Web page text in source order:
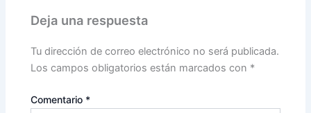
Deja una respuesta
Tu dirección de correo electrónico no será publicada.
Los campos obligatorios están marcados con *
Comentario *